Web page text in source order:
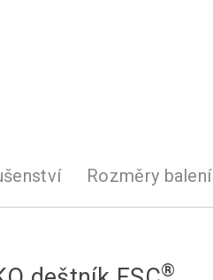
Rozměry balení
®